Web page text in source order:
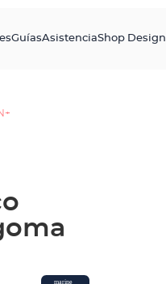
GuíasAsistenciaShop Design